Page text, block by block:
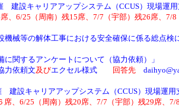
建設キャリアアップシステム（CCUS）現場運
6/25（周南）残15席、7/7（宇部）残26席、7/8
機械等の解体工事における安全確保に係る総点
に関するアンケートについて（協力依頼）」
力依頼文及びエクセル様式 回答先
建設キャリアアップシステム（CCUS）現場運用
、6/25（周南）残20席、7/7（宇部）残29席、7/